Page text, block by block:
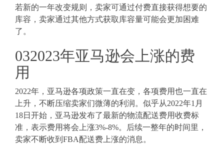
若新的一年改变规则，卖家可通过付费直接获得想要的
库容，卖家通过其他方式获取库容量可能会更加困难
了。
032023年亚马逊会上涨的费
用
2022年，亚马逊各项政策一直在变，各项费用也一直在
上升，不断压缩卖家们微薄的利润。似乎从2022年1月
18日开始，亚马逊发布了最新的物流配送费用收费标
准，表示费用将会上涨3%-8%。后续一整年的时间里，
卖家不断收到FBA配送费上涨的消息。